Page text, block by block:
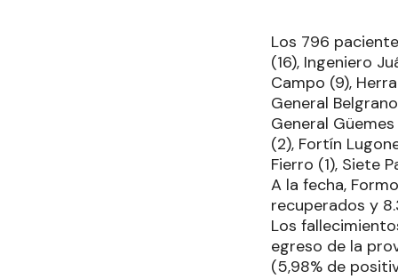
Los 796
(16), Ingeniero
Campo (9),
General
General
(2), Fortín
Fierro (1), Siete
A la fecha,
recuperados y
Los
egreso de la
(5,98% de